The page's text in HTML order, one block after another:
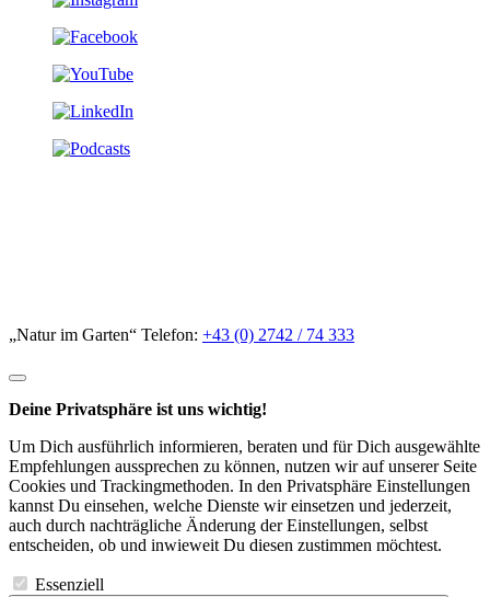
„Natur im Garten“ Telefon: +43 (0) 2742 / 74 333
Deine Privatsphäre ist uns wichtig!
Um Dich ausführlich informieren, beraten und für Dich ausgewählte
Empfehlungen aussprechen zu können, nutzen wir auf unserer Seite
Cookies und Trackingmethoden. In den Privatsphäre Einstellungen
kannst Du einsehen, welche Dienste wir einsetzen und jederzeit,
auch durch nachträgliche Änderung der Einstellungen, selbst
entscheiden, ob und inwieweit Du diesen zustimmen möchtest.
Essenziell